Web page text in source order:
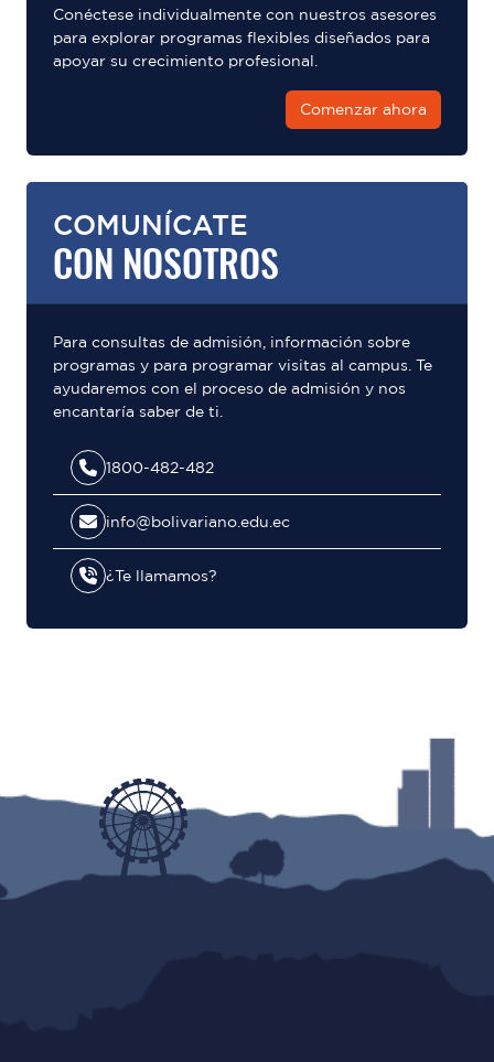
Conéctese individualmente con nuestros asesores
para explorar programas flexibles diseñados para
apoyar su crecimiento profesional.
Comenzar ahora
COMUNÍCATE
CON NOSOTROS
Para consultas de admisión, información sobre
programas y para programar visitas al campus. Te
ayudaremos con el proceso de admisión y nos
encantaría saber de ti.
1800-482-482
info@bolivariano.edu.ec
¿Te llamamos?